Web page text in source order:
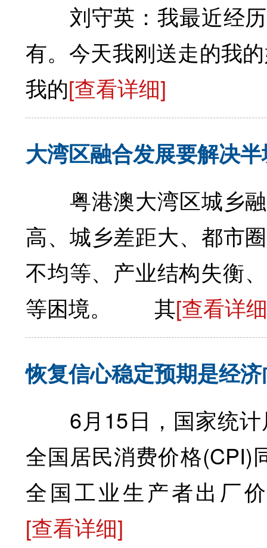
刘守英：我最近经历
有。今天我刚送走的我
我的[查看详细]
大湾区融合发展要解决
粤港澳大湾区城乡融
高、城乡差距大、都市
不均等、产业结构失衡
等困境。 其[查看详
恢复信心稳定预期是经
6月15日，国家统计
全国居民消费价格(CPI)
全国工业生产者出厂
[查看详细]